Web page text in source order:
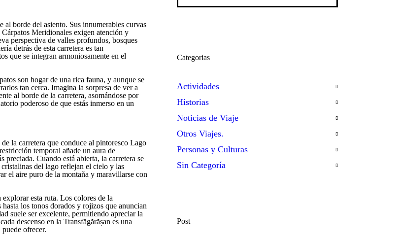
al borde del asiento. Sus innumerables curvas
Meridionales exigen atención y
perspectiva de valles profundos, bosques
detrás de esta carretera es tan
que se integran armoniosamente en el
son hogar de una rica fauna, y aunque se
tan cerca. Imagina la sorpresa de ver a
al borde de la carretera, asomándose por
poderoso de que estás inmerso en un
la carretera que conduce al pintoresco Lago
temporal añade un aura de
preciada. Cuando está abierta, la carretera se
del lago reflejan el cielo y las
el aire puro de la montaña y maravillarse con
esta ruta. Los colores de la
los tonos dorados y rojizos que anuncian
suele ser excelente, permitiendo apreciar la
descenso en la Transfăgărășan es una
ofrecer.
Categorias
Actividades
Historias
Noticias de Viaje
Otros Viajes.
Personas y Culturas
Sin Categoría
Post